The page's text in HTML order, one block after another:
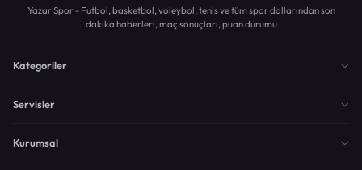
Yazar Spor - Futbol, basketbol, voleybol, tenis ve tüm spor dallarından son
dakika haberleri, maç sonuçları, puan durumu
Kategoriler
Servisler
Kurumsal